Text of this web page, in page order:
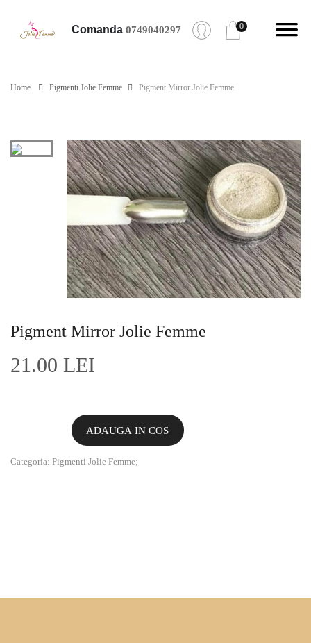
Comanda 0749040297 0
Home Pigmenti Jolie Femme Pigment Mirror Jolie Femme
Pigment Mirror Jolie Femme
21.00 LEI
ADAUGA IN COS
Categoria: Pigmenti Jolie Femme;